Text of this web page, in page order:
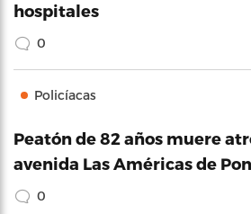
hospitales
0
Policíacas
Peatón de 82 años muere
avenida Las Américas de
0